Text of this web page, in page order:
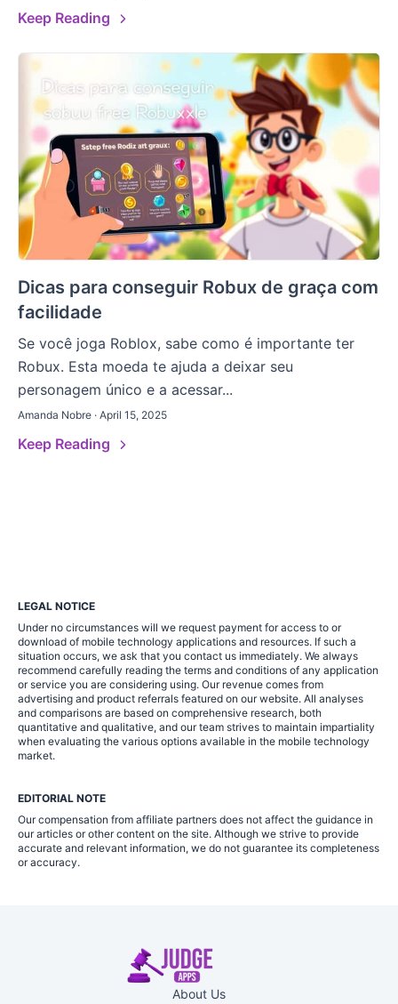
Keep Reading
Dicas para conseguir Robux de graça com
facilidade
Se você joga Roblox, sabe como é importante ter
Robux. Esta moeda te ajuda a deixar seu
personagem único e a acessar...
Amanda Nobre · April 15, 2025
Keep Reading
LEGAL NOTICE
Under no circumstances will we request payment for access to or
download of mobile technology applications and resources. If such a
situation occurs, we ask that you contact us immediately. We always
recommend carefully reading the terms and conditions of any application
or service you are considering using. Our revenue comes from
advertising and product referrals featured on our website. All analyses
and comparisons are based on comprehensive research, both
quantitative and qualitative, and our team strives to maintain impartiality
when evaluating the various options available in the mobile technology
market.
EDITORIAL NOTE
Our compensation from affiliate partners does not affect the guidance in
our articles or other content on the site. Although we strive to provide
accurate and relevant information, we do not guarantee its completeness
or accuracy.
About Us